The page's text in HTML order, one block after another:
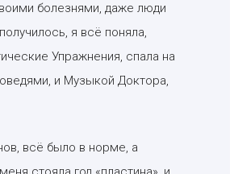
болезнями, даже люди
я всё поняла,
Упражнения, спала на
и Музыкой Доктора,
всё было в норме, а